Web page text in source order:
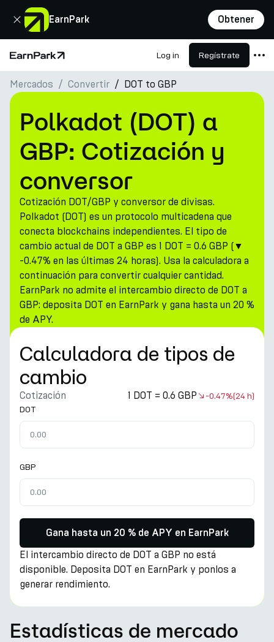
EarnPark Obtener
Cerrar
Página de inicio Log in Regístrate
Productos
Mercados
Calculadoras
PARK Token
Recursos
Compañía
Mercados Convertir DOT to GBP
Polkadot (DOT) a
GBP: Cotización y
conversor
Cotización DOT/GBP y conversor de divisas.
Polkadot (DOT) es un protocolo multicadena que
conecta blockchains independientes. El tipo de
cambio actual de DOT a GBP es 1 DOT = 0.6 GBP (▼
-0.47% en las últimas 24 horas). Usa la calculadora a
continuación para convertir cualquier cantidad.
EarnPark no admite el intercambio directo de DOT a
GBP: deposita DOT en EarnPark y gana hasta un 20 %
de APY.
Calculadora de tipos de
cambio
Cotización 1 DOT = 0.6 GBP -0.47%(24 h)
DOT
GBP
Gana hasta un 20 % de APY en EarnPark
El intercambio directo de DOT a GBP no está
disponible. Deposita DOT en EarnPark y ponlos a
generar rendimiento.
Estadísticas de mercado